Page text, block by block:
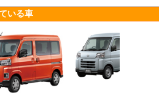
いる車